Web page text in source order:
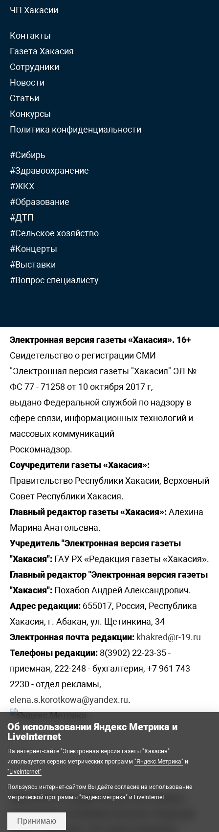
ЧП Хакасии
Контакты
Газета Хакасия
Сотрудники
Новости
Статьи
Конкурсы
Политика конфиденциальности
#Сибирь
#Здравоохранение
#ЖКХ
#Образование
#ДТП
#Сельское хозяйство
#Концерты
#Выставки
#Вопрос специалисту
Электронная версия газеты «Хакасия». 16+
Свидетельство о регистрации СМИ
"Электронная версия газеты "Хакасия" ЭЛ №
ФС 77 - 71258 от 10 октября 2017 г,
выдано Федеральной службой по надзору в
сфере связи, информационных технологий и
массовых коммуникаций
Роскомнадзор.
Соучредители газеты «Хакасия»:
Правительство Республики Хакасии, Верховный
Совет Республики Хакасия.
Главный редактор газеты «Хакасия»:Алехина
Марина Анатольевна.
Учредитель "Электронная версия газеты
"Хакасия": ГАУ РХ «Редакция газеты «Хакасия».
Главный редактор "Электронная версия газеты
"Хакасия": Похабов Андрей Александрович.
Адрес редакции: 655017, Россия, Республика
Хакасия, г. Абакан, ул. Щетинкина, 34
Электронная почта редакции: khakred@r-19.ru
Телефоны редакции: 8(3902) 22-23-35 -
приемная, 222-248 - бухгалтерия, +7 961 743
2230 - отдел рекламы,
elena.s.korotkowa@yandex.ru.
2008-2026 © Государственное автономное
учреждение Республики Хакасия «Редакция
газеты «Хакасия». Все права защищены.
Об использовании Яндекс Метрика и
LiveInternet
На интернет-сайте "Электронная версия газеты "Хакасия"
используется сервис метрических программ "Яндекс Метрика" и
"LiveInternet"
Пользуясь интернет-сайтом Вы даёте согласие на использование
метрической программы "Яндекс метрика" и LiveInternet
Принимаю